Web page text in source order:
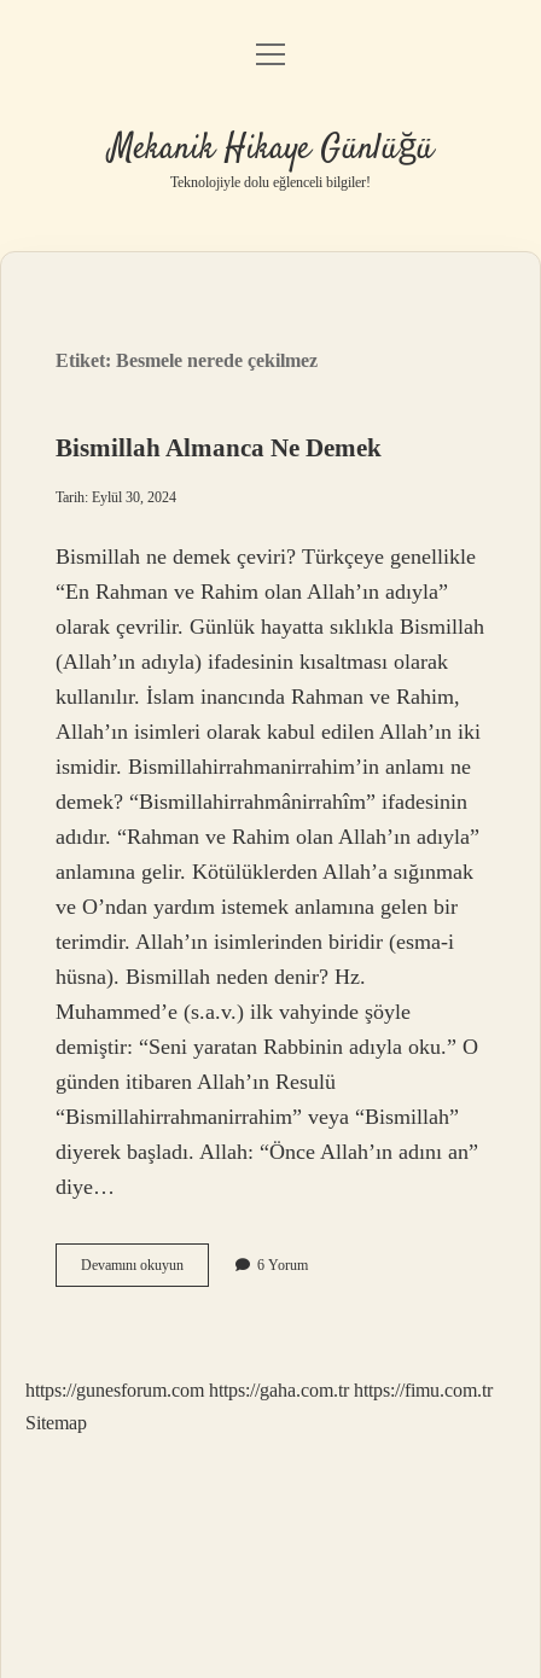
Anasayfa
Yasal Uyarı
menüyü
Mekanik Hikaye Günlüğü
Teknolojiyle dolu eğlenceli bilgiler!
Etiket:Besmele nerede çekilmez
Bismillah Almanca Ne Demek
Tarih: Eylül 30, 2024
Bismillah ne demek çeviri? Türkçeye genellikle
“En Rahman ve Rahim olan Allah’ın adıyla”
olarak çevrilir. Günlük hayatta sıklıkla Bismillah
(Allah’ın adıyla) ifadesinin kısaltması olarak
kullanılır. İslam inancında Rahman ve Rahim,
Allah’ın isimleri olarak kabul edilen Allah’ın iki
ismidir. Bismillahirrahmanirrahim’in anlamı ne
demek? “Bismillahirrahmânirrahîm” ifadesinin
adıdır. “Rahman ve Rahim olan Allah’ın adıyla”
anlamına gelir. Kötülüklerden Allah’a sığınmak
ve O’ndan yardım istemek anlamına gelen bir
terimdir. Allah’ın isimlerinden biridir (esma-i
hüsna). Bismillah neden denir? Hz.
Muhammed’e (s.a.v.) ilk vahyinde şöyle
demiştir: “Seni yaratan Rabbinin adıyla oku.” O
günden itibaren Allah’ın Resulü
“Bismillahirrahmanirrahim” veya “Bismillah”
diyerek başladı. Allah: “Önce Allah’ın adını an”
diye…
Devamını okuyunBismillah
Almanca
6 Yorum
https://gunesforum.com https://gaha.com.tr https://fimu.com.tr
Sitemap